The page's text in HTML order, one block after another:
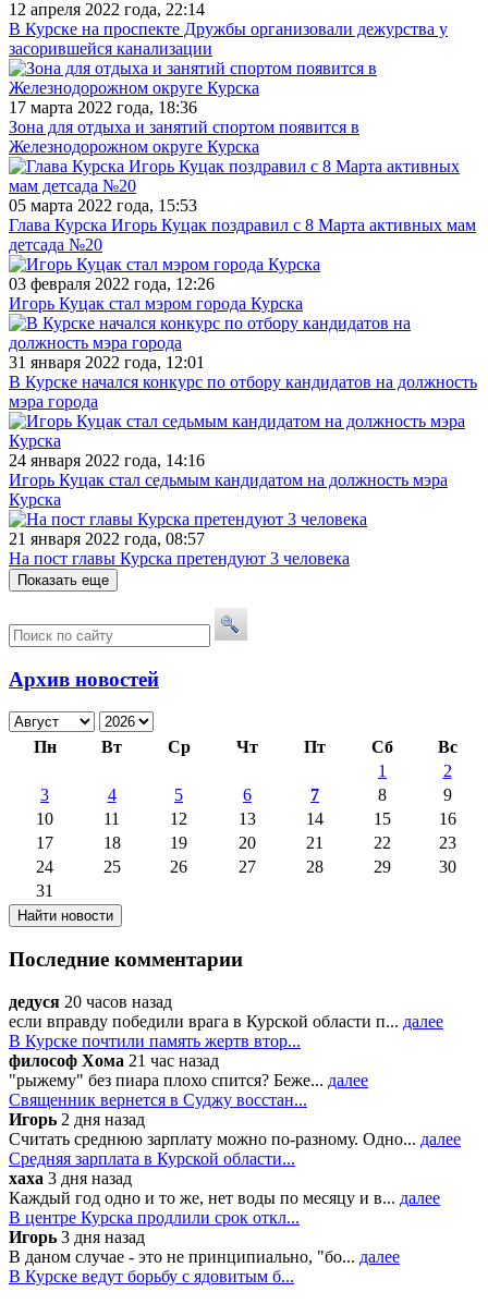
12 апреля 2022 года, 22:14
В Курске на проспекте Дружбы организовали дежурства у
засорившейся канализации
17 марта 2022 года, 18:36
Зона для отдыха и занятий спортом появится в
Железнодорожном округе Курска
05 марта 2022 года, 15:53
Глава Курска Игорь Куцак поздравил с 8 Марта активных мам
детсада №20
03 февраля 2022 года, 12:26
Игорь Куцак стал мэром города Курска
31 января 2022 года, 12:01
В Курске начался конкурс по отбору кандидатов на должность
мэра города
24 января 2022 года, 14:16
Игорь Куцак стал седьмым кандидатом на должность мэра
Курска
21 января 2022 года, 08:57
На пост главы Курска претендуют 3 человека
Показать еще
Архив новостей
Пн Вт Ср Чт Пт Сб
Вс
1
2
3
4 5 6 7 8
9
10
11 12 13 14 15
16
17
18 19 20 21 22
23
24
25 26 27 28 29
30
31
Последние комментарии
дедуся 20 часов назад
если вправду победили врага в Курской области п... далее
В Курске почтили память жертв втор...
философ Хома 21 час назад
"рыжему" без пиара плохо спится? Беже... далее
Священник вернется в Суджу восстан...
Игорь 2 дня назад
Считать среднюю зарплату можно по-разному. Одно... далее
Средняя зарплата в Курской области...
хаха 3 дня назад
Каждый год одно и то же, нет воды по месяцу и в... далее
В центре Курска продлили срок откл...
Игорь 3 дня назад
В даном случае - это не принципиально, "бо... далее
В Курске ведут борьбу с ядовитым б...